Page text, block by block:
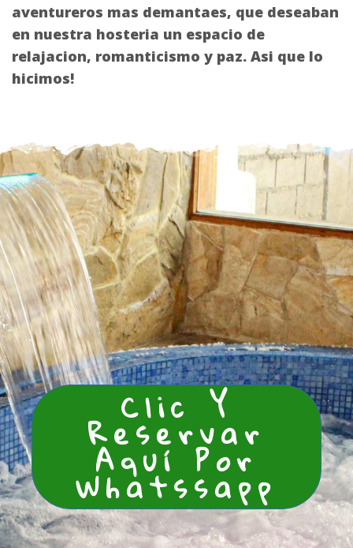
aventureros mas demantaes, que deseaban
en nuestra hosteria un espacio de
relajacion, romanticismo y paz. Asi que lo
hicimos!
Clic Y
Reservar
Aquí Por
Whatssapp